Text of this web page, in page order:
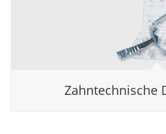
Zahntechnische